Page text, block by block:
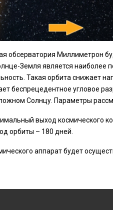
обсерватория Миллиметрон
Земля является наиболее
Такая орбита снижает
беспрецедентное угловое
Солнцу. Параметры
выход космического
орбиты – 180 дней.
аппарат будет